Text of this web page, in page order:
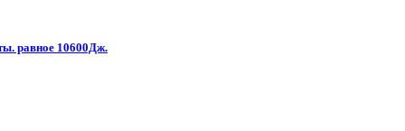
равное 10600Дж.